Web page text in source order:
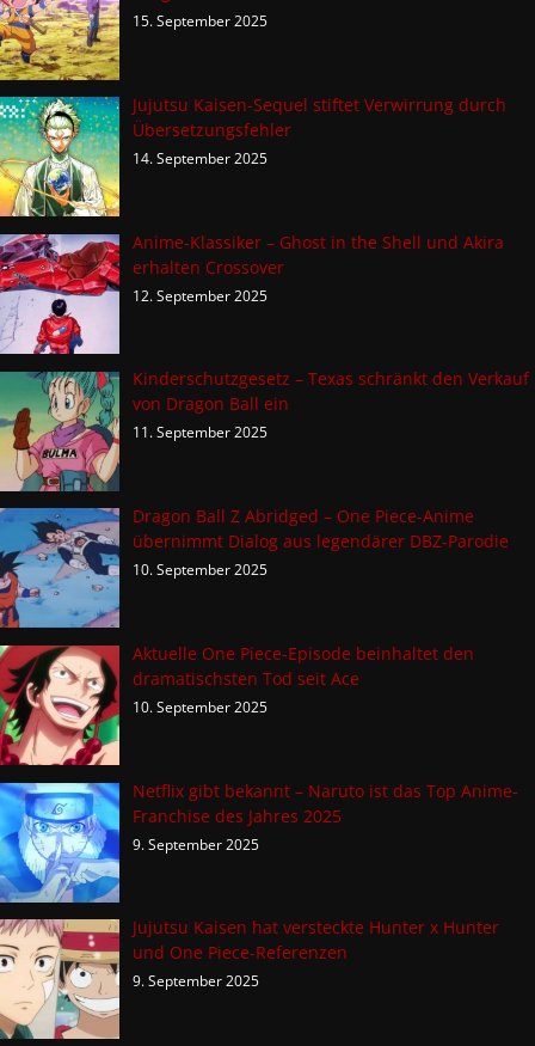
15. September 2025
Jujutsu Kaisen-Sequel stiftet Verwirrung durch
Übersetzungsfehler
14. September 2025
Anime-Klassiker – Ghost in the Shell und Akira
erhalten Crossover
12. September 2025
Kinderschutzgesetz – Texas schränkt den Verkauf
von Dragon Ball ein
11. September 2025
Dragon Ball Z Abridged – One Piece-Anime
übernimmt Dialog aus legendärer DBZ-Parodie
10. September 2025
Aktuelle One Piece-Episode beinhaltet den
dramatischsten Tod seit Ace
10. September 2025
Netflix gibt bekannt – Naruto ist das Top Anime-
Franchise des Jahres 2025
9. September 2025
Jujutsu Kaisen hat versteckte Hunter x Hunter
und One Piece-Referenzen
9. September 2025